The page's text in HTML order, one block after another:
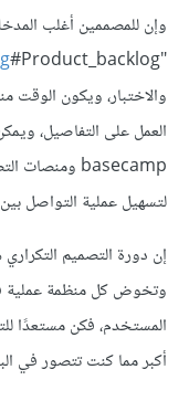
وإن للمصممين أغلب
"
والاختبار، ويكون
العمل على التفاصيل،
لتسهيل عملية التواصل
إن دورة التصميم
وتخوض كل منظمة عملية
المستخدم، فكن مستعدًا
أكبر مما كنت تتصور في